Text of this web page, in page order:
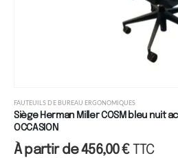
FAUTEUILS DE BUREAU ERGONOMIQUES
Siège Herman Miller COSM bleu nuit
OCCASION
À partir de456,00€ TTC